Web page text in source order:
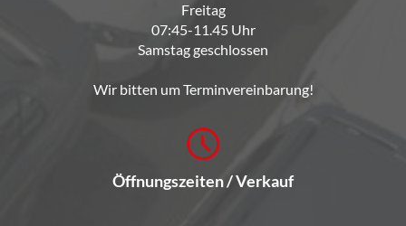
Freitag
07:45-11.45 Uhr
Samstag geschlossen
Wir bitten um Terminvereinbarung!
Öffnungszeiten / Verkauf